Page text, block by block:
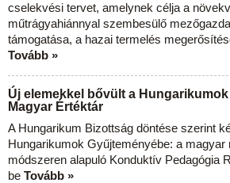
cselekvési tervet, amelynek célja a
műtrágyahiánnyal szembesülő
támogatása, a hazai termelés
Tovább »
Új elemekkel bővült a
Magyar Értéktár
A Hungarikum Bizottság döntése szerint
Hungarikumok Gyűjteményébe: a magyar
módszeren alapuló Konduktív Pedagógia
be Tovább »